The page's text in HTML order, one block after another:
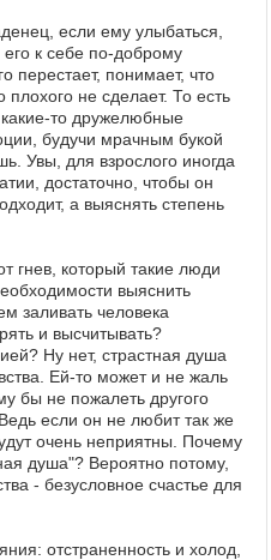
если ему улыбаться,
его к себе по-доброму
перестает, понимает, что
плохого не сделает. То есть
то дружелюбные
будучи мрачным букой
Увы, для взрослого иногда
достаточно, чтобы он
а выяснять степень
гнев, который такие люди
выяснить
заливать человека
и высчитывать?
Ну нет, страстная душа
Ей-то может и не жаль
бы не пожалеть другого
если он не любит так же
очень неприятны. Почему
душа"? Вероятно потому,
- безусловное счастье для
отстраненность и холод,